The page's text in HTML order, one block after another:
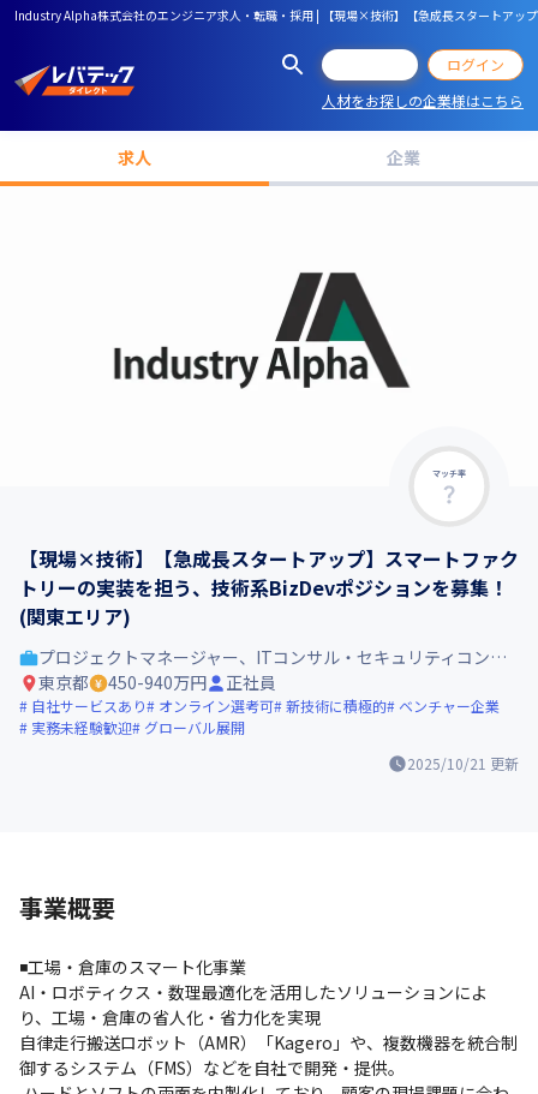
Industry Alpha株式会社のエンジニア求人・転職・採用 | 【現場×技術】【急成長スタートアッ
ログイン
人材をお探しの企業様はこちら
求人 企業
マッチ率
【現場×技術】【急成長スタートアップ】スマートファク
トリーの実装を担う、技術系BizDevポジションを募集！
(関東エリア)
2025/10/21 更新
プロジェクトマネージャー、ITコンサル・セキュリティコンサル
東京都
450-940万円 正社員
自社サービスあり オンライン選考可 新技術に積極的
ベンチャー企業
実務未経験歓迎
グローバル展開
事業概要
◾️工場・倉庫のスマート化事業
AI・ロボティクス・数理最適化を活用したソリューションによ
り、工場・倉庫の省人化・省力化を実現
自律走行搬送ロボット（AMR）「Kagero」や、複数機器を統合制
御するシステム（FMS）などを自社で開発・提供。